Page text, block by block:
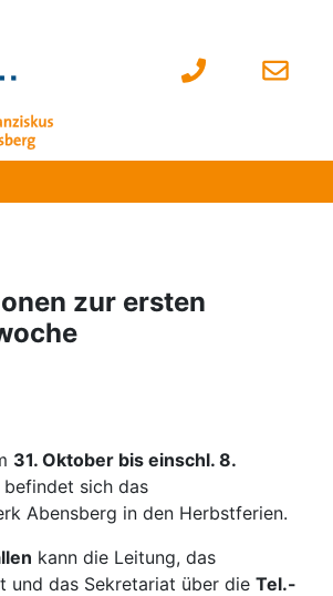
zur ersten
31. Oktober bis einschl. 8.
befindet sich das
Abensberg in den Herbstferien.
kann die Leitung, das
und das Sekretariat über die Tel.-